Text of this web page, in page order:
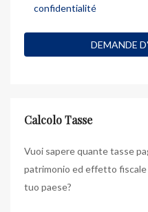
confidentialité
Calcolo Tasse
Vuoi sapere quante tasse
patrimonio ed effetto
tuo paese?